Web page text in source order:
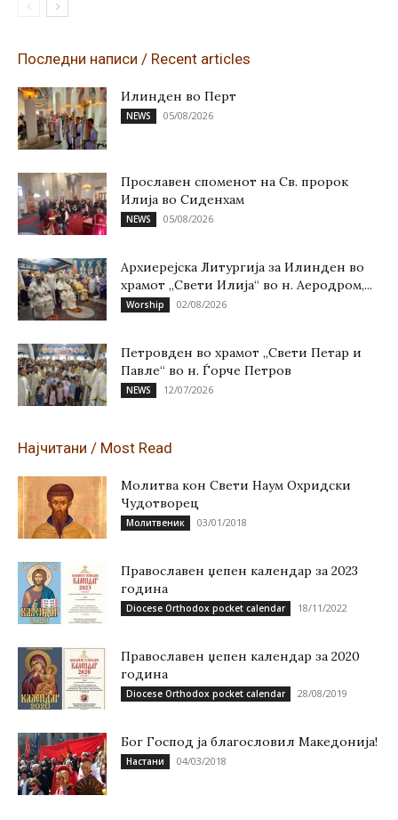
Последни написи / Recent articles
Илинден во Перт
NEWS 05/08/2026
Прославен споменот на Св. пророк
Илија во Сиденхам
NEWS 05/08/2026
Архиерејска Литургија за Илинден во
храмот „Свети Илија“ во н. Аеродром,...
Worship 02/08/2026
Петровден во храмот „Свети Петар и
Павле“ во н. Ѓорче Петров
NEWS 12/07/2026
Најчитани / Most Read
Молитва кон Свети Наум Охридски
Чудотворец
Молитвеник 03/01/2018
Православен џепен календар за 2023
година
Diocese Orthodox pocket calendar 18/11/2022
Православен џепен календар за 2020
година
Diocese Orthodox pocket calendar 28/08/2019
Бог Господ ја благословил Македонија!
Настани 04/03/2018